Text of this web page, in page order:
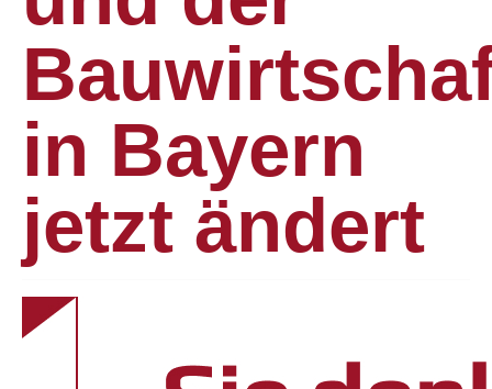
in Bayern
jetzt ändert